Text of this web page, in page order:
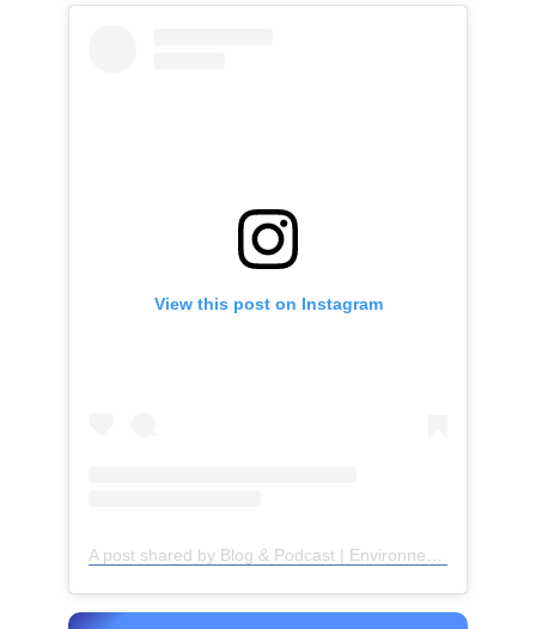
View this post on Instagram